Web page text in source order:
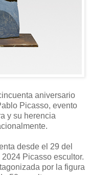
aniversario
Picasso, evento
y su herencia
desde el 29 del
Picasso escultor.
por la figura